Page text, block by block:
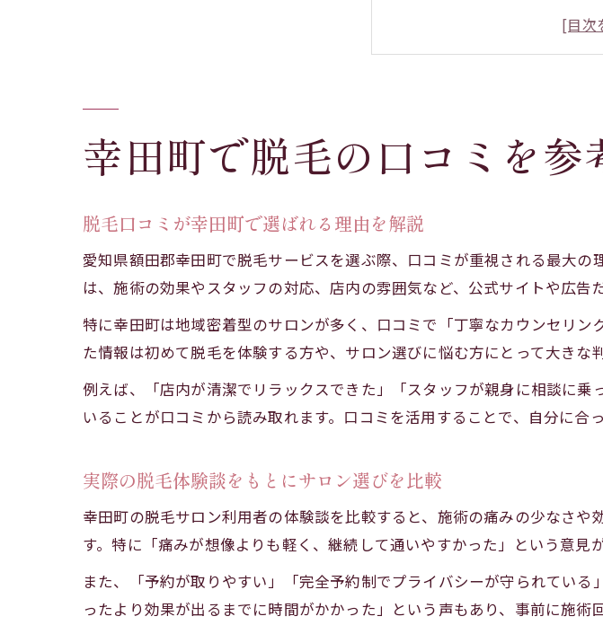
幸田で人気の脱毛サ
口コミ活用で脱毛ケ
脱毛経験者が語る
体験談でわかる脱
幸田町で脱毛を始め
口コミを通じて知る脱毛
脱毛口コミが示すサ
信頼できる脱毛サロ
口コミ評価が高い脱
安心して通える脱毛
痛みに悩むなら幸田町の
脱毛施術の痛み軽減
口コミでわかる痛み
実際に痛みが少ない
幸田町の脱毛口コミ
幸田町で脱毛の口コミを参
脱毛口コミが幸田町で選ばれる理由を解説
愛知県額田郡幸田町で脱毛サービスを選ぶ際、口コミが重視される最大
は、施術の効果やスタッフの対応、店内の雰囲気など、公式サイトや広告
特に幸田町は地域密着型のサロンが多く、口コミで「丁寧なカウンセリ
た情報は初めて脱毛を体験する方や、サロン選びに悩む方にとって大きな
例えば、「店内が清潔でリラックスできた」「スタッフが親身に相談に
いることが口コミから読み取れます。口コミを活用することで、自分に合
実際の脱毛体験談をもとにサロン選びを比較
幸田町の脱毛サロン利用者の体験談を比較すると、施術の痛みの少なさ
す。特に「痛みが想像よりも軽く、継続して通いやすかった」という意見
また、「予約が取りやすい」「完全予約制でプライバシーが守られてい
ったより効果が出るまでに時間がかかった」という声もあり、事前に施術